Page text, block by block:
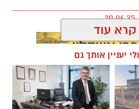
מקצועי״
קרא עוד
יעניין אותך גם